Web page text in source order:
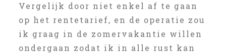
Vergelijk door niet enkel af te gaan
op het rentetarief, en de operatie zou
ik graag in de zomervakantie willen
ondergaan zodat ik in alle rust kan